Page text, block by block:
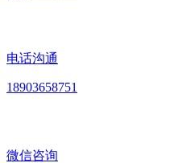
电话沟通
18903658751
微信咨询